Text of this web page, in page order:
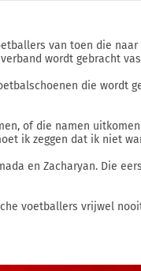
van toen die
wordt gebracht
die wordt
of die namen
ik zeggen dat ik niet
en Zacharyan. Die
voetballers vrijwel